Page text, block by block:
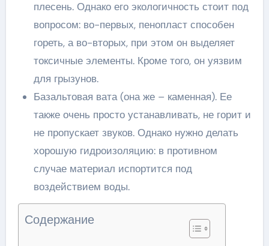
плесень. Однако его экологичность стоит под
вопросом: во-первых, пенопласт способен
гореть, а во-вторых, при этом он выделяет
токсичные элементы. Кроме того, он уязвим
для грызунов.
Базальтовая вата (она же – каменная). Ее
также очень просто устанавливать, не горит и
не пропускает звуков. Однако нужно делать
хорошую гидроизоляцию: в противном
случае материал испортится под
воздействием воды.
Содержание